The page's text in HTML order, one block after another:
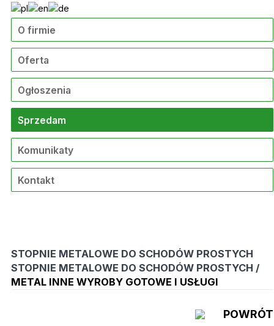
O firmie
Oferta
Ogłoszenia
Sprzedam
Komunikaty
Kontakt
STOPNIE METALOWE DO SCHODÓW PROSTYCH
STOPNIE METALOWE DO SCHODÓW PROSTYCH /
METAL INNE WYROBY GOTOWE I USŁUGI
POWRÓT